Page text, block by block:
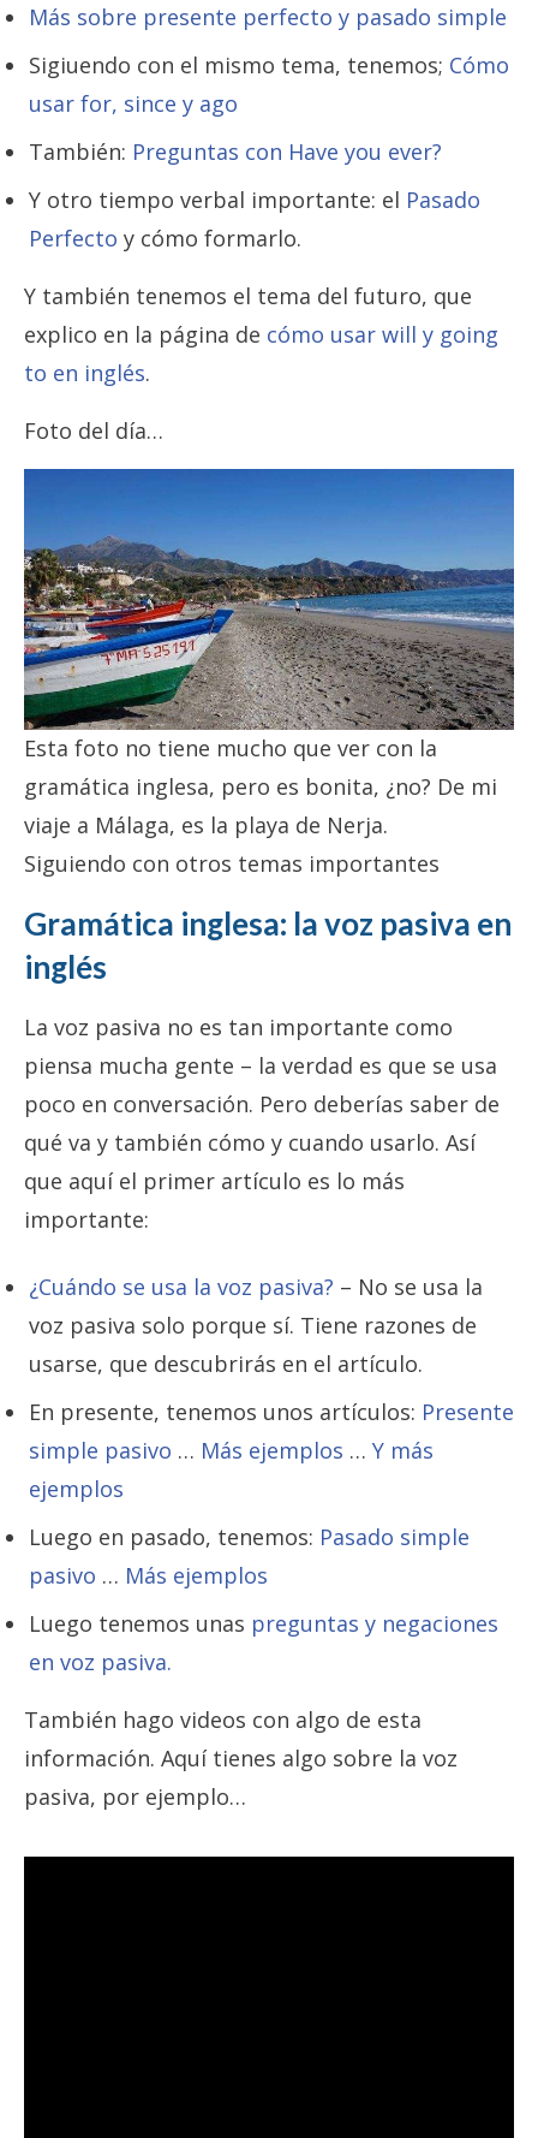
Más sobre presente perfecto y pasado simple
Sigiuendo con el mismo tema, tenemos; Cómo
usar for, since y ago
También: Preguntas con Have you ever?
Y otro tiempo verbal importante: el Pasado
Perfecto y cómo formarlo.
Y también tenemos el tema del futuro, que
explico en la página de cómo usar will y going
to en inglés.
Foto del día…
Esta foto no tiene mucho que ver con la
gramática inglesa, pero es bonita, ¿no? De mi
viaje a Málaga, es la playa de Nerja.
Siguiendo con otros temas importantes
Gramática inglesa: la voz pasiva en
inglés
La voz pasiva no es tan importante como
piensa mucha gente – la verdad es que se usa
poco en conversación. Pero deberías saber de
qué va y también cómo y cuando usarlo. Así
que aquí el primer artículo es lo más
importante:
¿Cuándo se usa la voz pasiva? – No se usa la
voz pasiva solo porque sí. Tiene razones de
usarse, que descubrirás en el artículo.
En presente, tenemos unos artículos: Presente
simple pasivo … Más ejemplos … Y más
ejemplos
Luego en pasado, tenemos: Pasado simple
pasivo … Más ejemplos
Luego tenemos unas preguntas y negaciones
en voz pasiva.
También hago videos con algo de esta
información. Aquí tienes algo sobre la voz
pasiva, por ejemplo…